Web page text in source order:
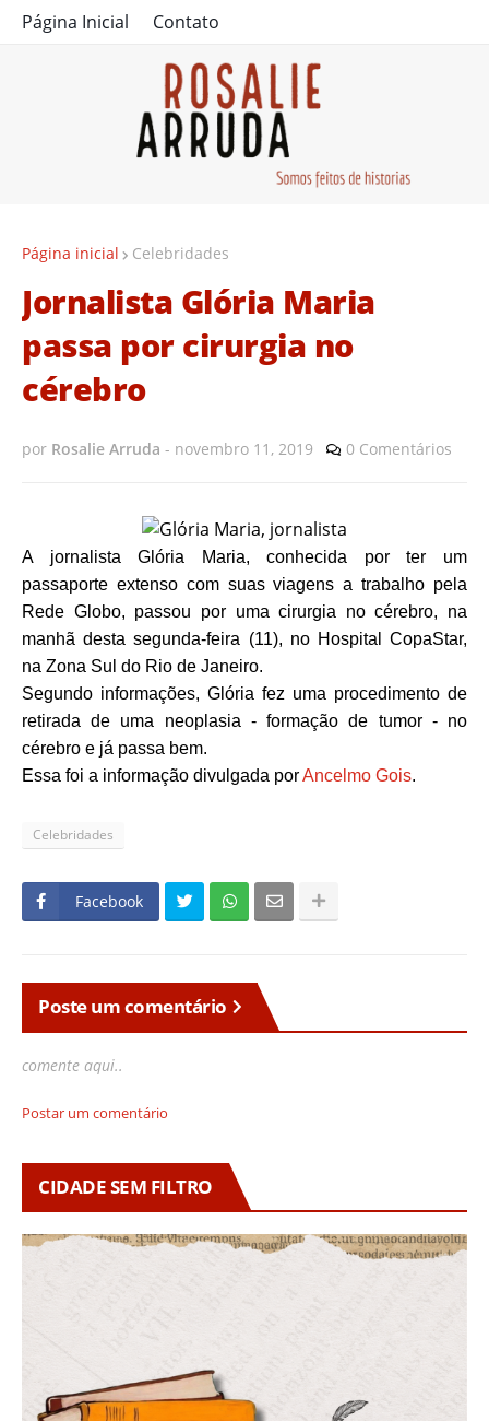
Página Inicial Contato
Página inicial Celebridades
Jornalista Glória Maria
passa por cirurgia no
cérebro
por Rosalie Arruda - novembro 11, 2019 0 Comentários
A jornalista Glória Maria, conhecida por ter um
passaporte extenso com suas viagens a trabalho pela
Rede Globo, passou por uma cirurgia no cérebro, na
manhã desta segunda-feira (11), no Hospital CopaStar,
na Zona Sul do Rio de Janeiro.
Segundo informações, Glória fez uma procedimento de
retirada de uma neoplasia - formação de tumor - no
cérebro e já passa bem.
Essa foi a informação divulgada porAncelmo Gois.
Celebridades
Facebook
Poste um comentário
comente aqui..
Postar um comentário
CIDADE SEM FILTRO